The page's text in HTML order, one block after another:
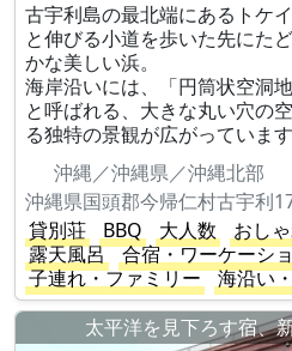
古宇利島の最北端にあるトケ
と伸びる小道を歩いた先にた
かな美しい浜。
海岸沿いには、「円筒状空洞
と呼ばれる、大きな丸い穴の
る独特の景観が広がっています
沖縄／沖縄県／沖縄北部
沖縄県国頭郡今帰仁村古宇利
貸別荘
BBQ 大人数 おし
露天風呂
合宿・ワーケーシ
子連れ・ファミリー
海沿い
太平洋を見下ろす宿、